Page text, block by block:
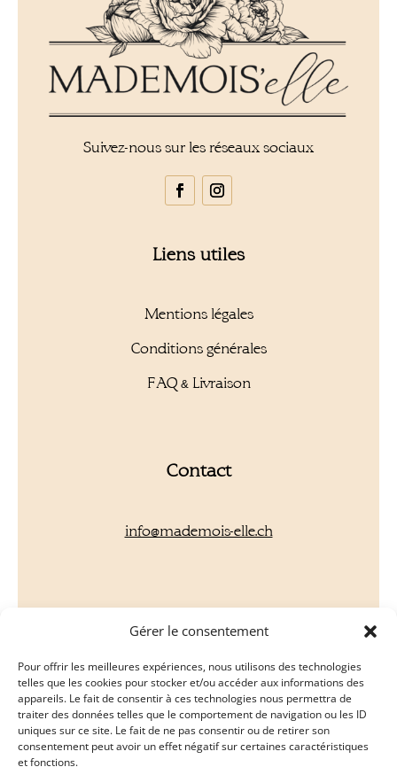
Gérer le consentement
Pour offrir les meilleures expériences, nous utilisons des technologies
telles que les cookies pour stocker et/ou accéder aux informations des
appareils. Le fait de consentir à ces technologies nous permettra de
traiter des données telles que le comportement de navigation ou les ID
uniques sur ce site. Le fait de ne pas consentir ou de retirer son
consentement peut avoir un effet négatif sur certaines caractéristiques
et fonctions.
Suivez-nous sur les réseaux sociaux
Liens utiles
Mentions légales
Conditions générales
FAQ & Livraison
Contact
info@mademois-elle.ch
Newsletter
Découvrez en avant première toutes nos
actualités, nos événements et offres de la
saison